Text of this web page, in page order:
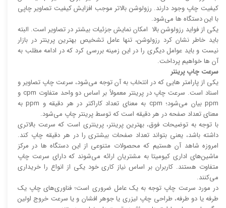
کیفیت چاپ وجود دارند. رزولوشن بالا‌‌تر موجب افزایش کیفیت تصاویر چاپی
با این دستگاه ها می‌شود.
یکی از فواید رزولوشن بالا امکان نمایش جزئیات بیشتر در تصاویر است. البته
باید خاطر نشان کرد رزولوشن، تنها عامل تشخیص بهترین پرینتر در بازار
نیست و باید عوامل دیگری را در این زمینه بررسی کرد که در ادامه مطلب به
آن ها خواهیم پرداخت.
سرعت چاپ پرینتر
یکی از پارامتر هایی که در انتخاب به آن توجه می‌شود، سرعت چاپ تصاویر و
اسناد است. سرعت چاپ در پرینتر معمولاً بر اساس دو واحد متفاوت cpm و
ppm بیان می‌شود؛ cpm به معنای تعداد کاراکتر در هر دقیقه و ppm به
معنای تعداد صفحه در هر دقیقه است که توسط پرینتر چاپ می‌شود.
با توجه به توضیحات فوق، بهترین پرینتر، پرینتری است که سرعت بالا‌‌تری
داشته باشد، یعنی بتواند تعداد صفحات بیشتری را در هر دقیقه چاپ کند.
امروزه شاهد آن هستیم که محصولات متنوعی از این دستگاه ها در مرکز
ماشین‌های اداری کیومیتا به مشتریان ارائه می‌شوند که دارای سرعت چاپ
متفاوت هستند. کاربران بر اساس نیاز کاری خود یکی از انواع را خریداری
می‌کنند.
در مورد سرعت چاپ توجه به یک عامل ضروری است؛ فناوری‌های چاپ یک
طرفه یا دو طرفه، طراحی چاپ لیزری یا جوهر افشان و یا سرعت خروج اولین